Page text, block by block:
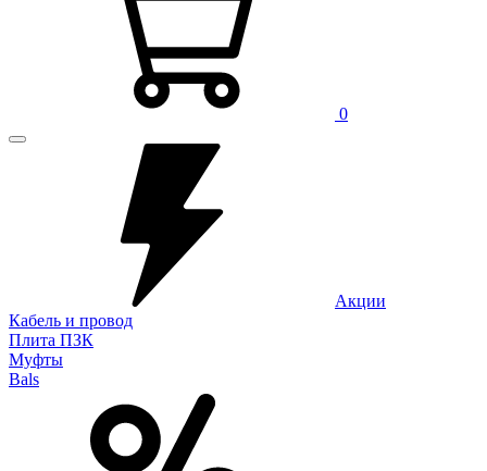
0
Акции
Кабель и провод
Плита ПЗК
Муфты
Bals